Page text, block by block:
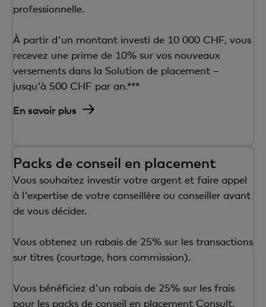
professionnelle.
À partir d'un montant investi de 10 000 CHF, vous
recevez une prime de 10% sur vos nouveaux
versements dans la Solution de placement –
jusqu'à 500 CHF par an.***
En savoir plus
Packs de conseil en placement
Vous souhaitez investir votre argent et faire appel
à l'expertise de votre conseillère ou conseiller avant
de vous décider.
Vous obtenez un rabais de 25% sur les transactions
sur titres (courtage, hors commission).
Vous bénéficiez d'un rabais de 25% sur les frais
pour les packs de conseil en placement Consult,